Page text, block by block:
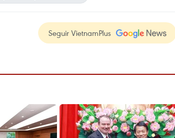
Seguir VietnamPlus